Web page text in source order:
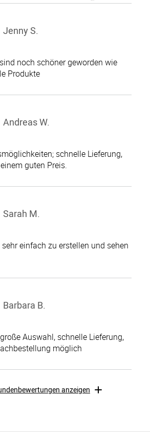
Jenny S.
noch schöner geworden wie
Produkte
Andreas W.
schnelle Lieferung,
guten Preis.
Sarah M.
einfach zu erstellen und sehen
Barbara B.
Auswahl, schnelle Lieferung,
möglich
anzeigen